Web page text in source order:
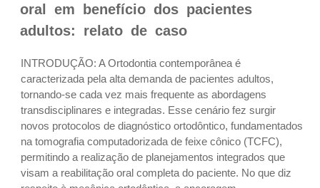
oral em benefício dos pacientes
adultos: relato de caso
INTRODUÇÃO: A Ortodontia contemporânea é
caracterizada pela alta demanda de pacientes adultos,
tornando-se cada vez mais frequente as abordagens
transdisciplinares e integradas. Esse cenário fez surgir
novos protocolos de diagnóstico ortodôntico, fundamentados
na tomografia computadorizada de feixe cônico (TCFC),
permitindo a realização de planejamentos integrados que
visam a reabilitação oral completa do paciente. No que diz